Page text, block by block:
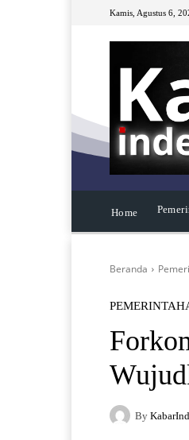
Kamis, Agustus 6,
Home
Beranda
By